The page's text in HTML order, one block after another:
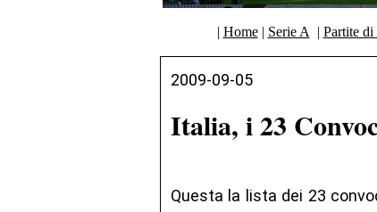
| Home| Serie A | Partite di
2009-09-05
Italia, i 23
Questa la lista dei 23